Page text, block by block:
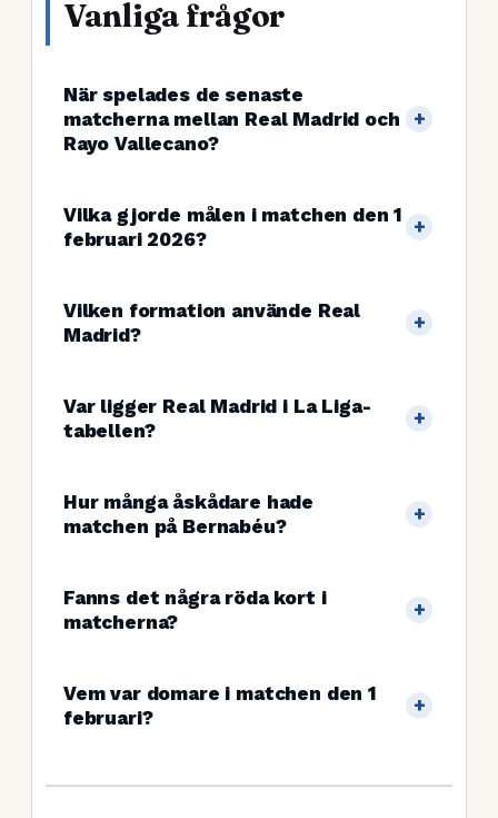
Vanliga frågor
När spelades de senaste
matcherna mellan Real Madrid och
Rayo Vallecano?
Vilka gjorde målen i matchen den 1
februari 2026?
Vilken formation använde Real
Madrid?
Var ligger Real Madrid i La Liga-
tabellen?
Hur många åskådare hade
matchen på Bernabéu?
Fanns det några röda kort i
matcherna?
Vem var domare i matchen den 1
februari?